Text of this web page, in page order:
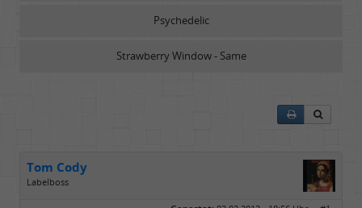
Psychedelic
Strawberry Window - Same
Tom Cody
Labelboss